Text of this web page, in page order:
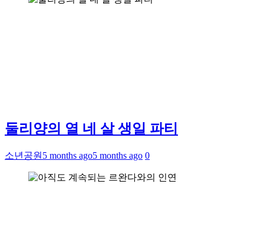
둘리양의 열 네 살 생일 파티
소년공원 5 months ago5 months ago 0